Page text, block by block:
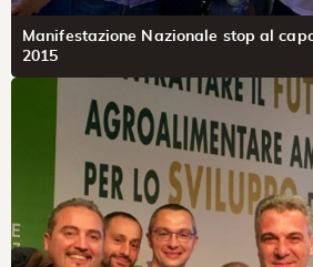
Manifestazione Nazionale stop al
2015